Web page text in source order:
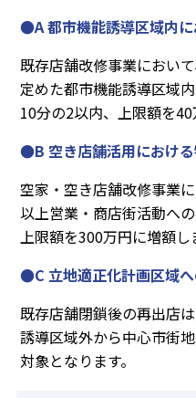
●A 都市機能誘導区域内
既存店舗改修事業におい
定めた都市機能誘導区域
10分の2以内、上限額を40
●B 空き店舗活用におけ
空家・空き店舗改修事業
以上営業・商店街活動へ
上限額を300万円に増額し
●C 立地適正化計画区域
既存店舗閉鎖後の再出店
誘導区域外から中心市街
対象となります。